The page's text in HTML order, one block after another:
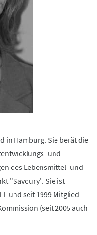
in Hamburg. Sie berät die
und
des Lebensmittel- und
"Savoury". Sie ist
und seit 1999 Mitglied
(seit 2005 auch